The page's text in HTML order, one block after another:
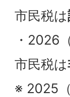
市民税は
・2026
市民税は
※ 2025